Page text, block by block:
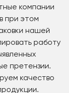
компании
при этом
нашей
работу
претензии.
качество